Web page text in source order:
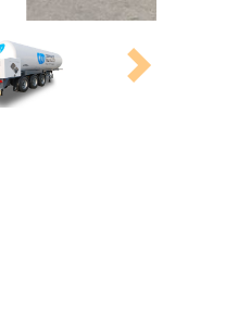
Next